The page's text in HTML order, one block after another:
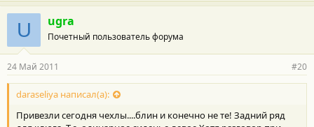
U ugra
Почетный пользователь форума
24 Май 2011 #20
daraseliya написал(а):
Привезли сегодня чехлы....блин и конечно не те! Задний ряд